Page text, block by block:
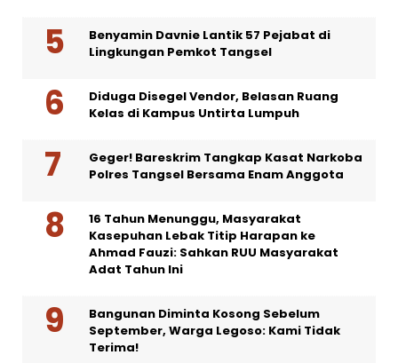
Benyamin Davnie Lantik 57 Pejabat di
Lingkungan Pemkot Tangsel
Diduga Disegel Vendor, Belasan Ruang
Kelas di Kampus Untirta Lumpuh
Geger! Bareskrim Tangkap Kasat Narkoba
Polres Tangsel Bersama Enam Anggota
16 Tahun Menunggu, Masyarakat
Kasepuhan Lebak Titip Harapan ke
Ahmad Fauzi: Sahkan RUU Masyarakat
Adat Tahun Ini
Bangunan Diminta Kosong Sebelum
September, Warga Legoso: Kami Tidak
Terima!